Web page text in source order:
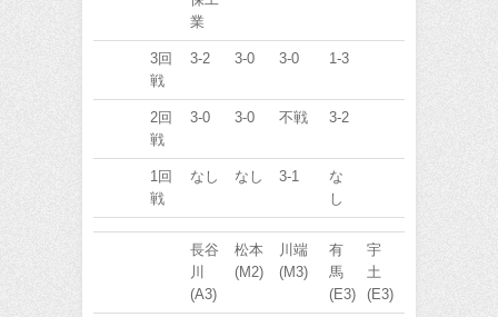
業
3回
戦
3-2 3-0 3-0 1-3
2回
戦
3-0 3-0 不戦 3-2
1回
戦
なし なし 3-1
な
し
長谷
川
(A3)
松本
(M2)
川端
(M3)
有
馬
(E3)
宇
土
(E3)